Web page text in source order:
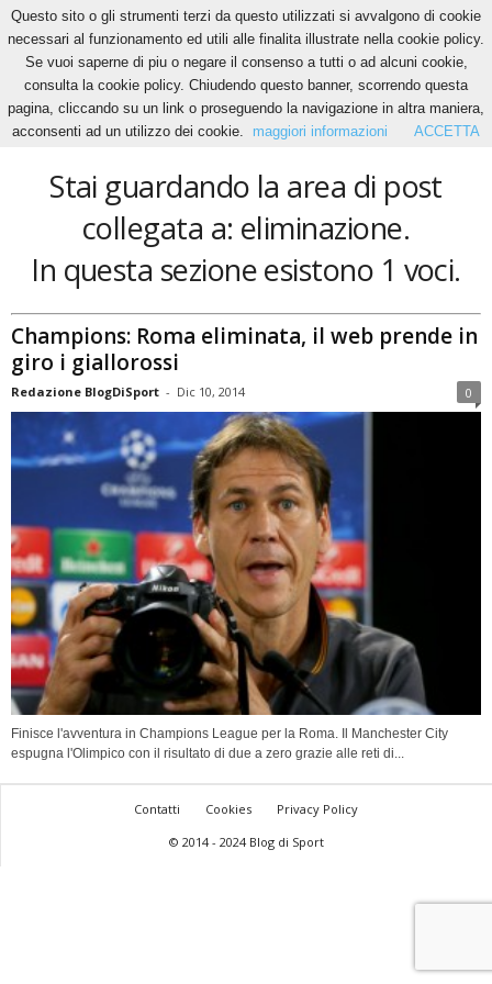
Home Tags Eliminazione
eliminazione
Stai guardando la area di post
collegata a: eliminazione.
In questa sezione esistono 1 voci.
Champions: Roma eliminata, il web prende in
giro i giallorossi
Redazione BlogDiSport - Dic 10, 2014 0
Finisce l'avventura in Champions League per la Roma. Il Manchester City
espugna l'Olimpico con il risultato di due a zero grazie alle reti di...
Contatti Cookies
Privacy Policy
© 2014 - 2024 Blog di Sport
Questo sito o gli strumenti terzi da questo utilizzati si avvalgono di cookie
necessari al funzionamento ed utili alle finalita illustrate nella cookie policy.
Se vuoi saperne di piu o negare il consenso a tutti o ad alcuni cookie,
consulta la cookie policy. Chiudendo questo banner, scorrendo questa
pagina, cliccando su un link o proseguendo la navigazione in altra maniera,
acconsenti ad un utilizzo dei cookie.
maggiori informazioni ACCETTA